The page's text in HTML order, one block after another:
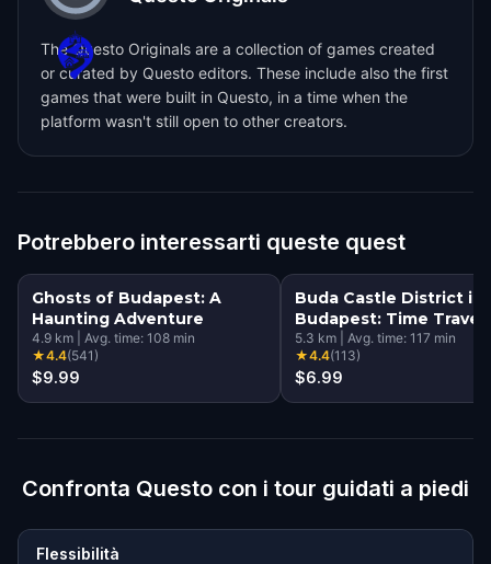
The Questo Originals are a collection of games created
or curated by Questo editors. These include also the first
games that were built in Questo, in a time when the
platform wasn't still open to other creators.
Potrebbero interessarti queste quest
Ghosts of Budapest: A
Haunting Adventure
4.9 km Avg. time: 108 min
★4.4(541)
$9.99
Buda Castle District in
Budapest: Time Travel
Mystery
5.3 km Avg. time: 117 min
★4.4(113)
$6.99
Confronta Questo con i tour guidati a piedi
Flessibilità